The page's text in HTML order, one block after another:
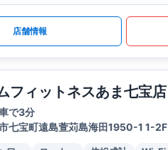
店舗情報
フィットネスあま七宝店
で3分
七宝町遠島萱苅島海田1950-1 1-2F